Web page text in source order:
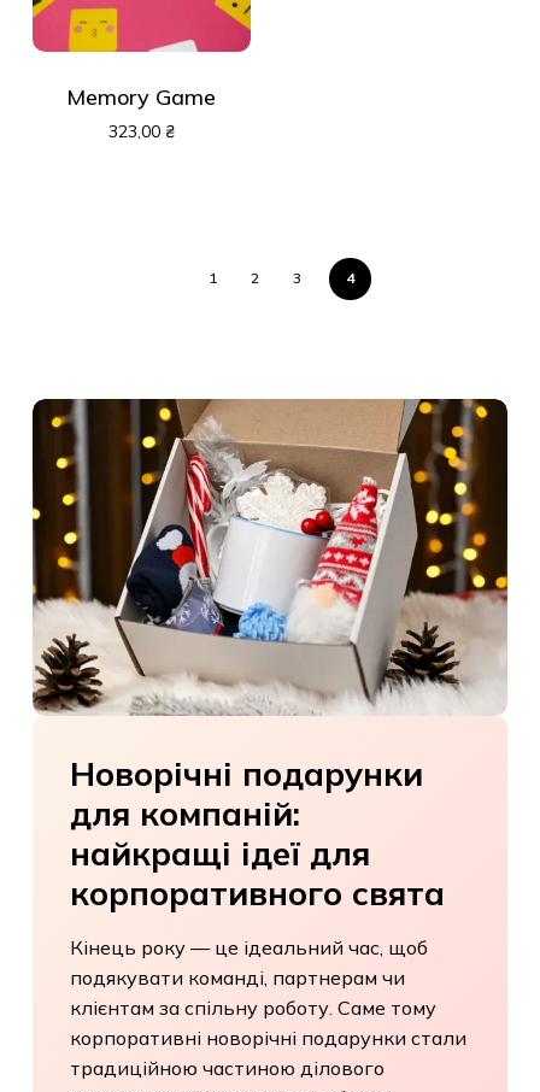
Memory Game
4
Новорічні подарунки
для компаній:
найкращі ідеї для
корпоративного свята
Кінець року — це ідеальний час, щоб
подякувати команді, партнерам чи
клієнтам за спільну роботу. Саме тому
корпоративні новорічні подарунки
стали традиційною частиною ділового